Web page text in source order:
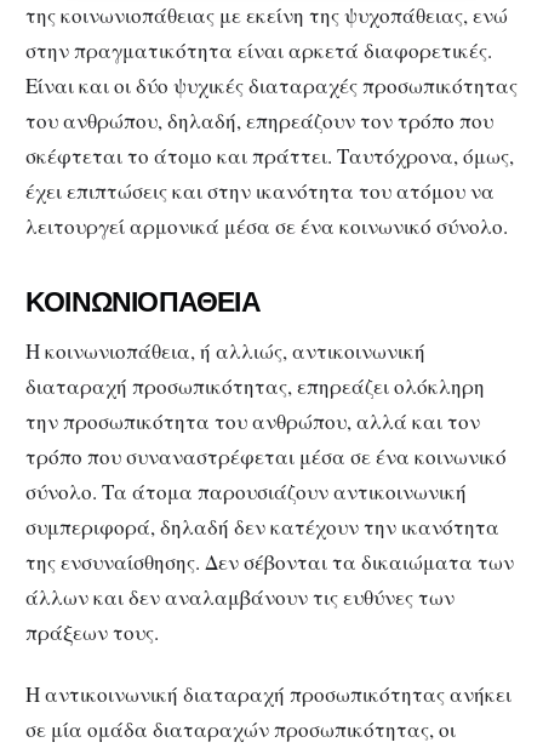
της κοινωνιοπάθειας με εκείνη της ψυχοπάθειας, ενώ
στην πραγματικότητα είναι αρκετά διαφορετικές.
Είναι και οι δύο ψυχικές διαταραχές προσωπικότητας
του ανθρώπου, δηλαδή, επηρεάζουν τον τρόπο που
σκέφτεται το άτομο και πράττει. Ταυτόχρονα, όμως,
έχει επιπτώσεις και στην ικανότητα του ατόμου να
λειτουργεί αρμονικά μέσα σε ένα κοινωνικό σύνολο.
ΚΟΙΝΩΝΙΟΠΑΘΕΙΑ
Η κοινωνιοπάθεια, ή αλλιώς, αντικοινωνική
διαταραχή προσωπικότητας, επηρεάζει ολόκληρη
την προσωπικότητα του ανθρώπου, αλλά και τον
τρόπο που συναναστρέφεται μέσα σε ένα κοινωνικό
σύνολο. Τα άτομα παρουσιάζουν αντικοινωνική
συμπεριφορά, δηλαδή δεν κατέχουν την ικανότητα
της ενσυναίσθησης. Δεν σέβονται τα δικαιώματα των
άλλων και δεν αναλαμβάνουν τις ευθύνες των
πράξεων τους.
Η αντικοινωνική διαταραχή προσωπικότητας ανήκει
σε μία ομάδα διαταραχών προσωπικότητας, οι